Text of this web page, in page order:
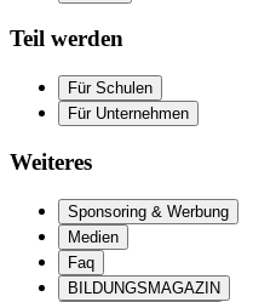
Teil werden
Für Schulen
Für Unternehmen
Weiteres
Sponsoring & Werbung
Medien
Faq
BILDUNGSMAGAZIN